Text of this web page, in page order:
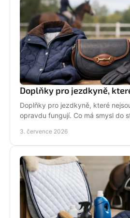
Doplňky pro jezdkyně,
Doplňky pro jezdkyně, které
opravdu fungují. Co má smysl do
3. července 2026